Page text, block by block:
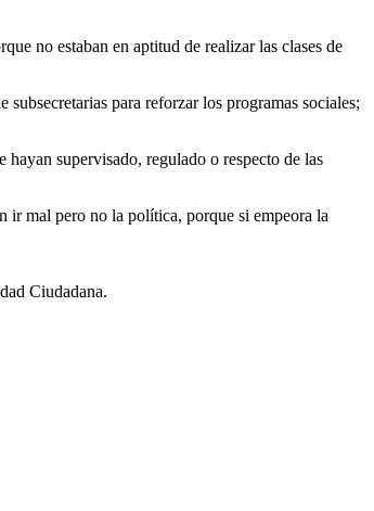
no estaban en aptitud de realizar las clases de
para reforzar los programas sociales;
supervisado, regulado o respecto de las
ir mal pero no la política, porque si empeora la
Ciudadana.